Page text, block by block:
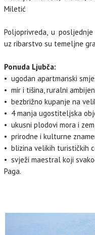
Miletić
Poljoprivreda, u
uz ribarstvo su temeljne
Ponuda Ljubča:
• ugodan apartmanski
• mir i tišina, ruralni
• bezbrižno kupanje na
• 4 manja ugostiteljska
• ukusni plodovi mora i
• prirodne i kulturne
• blizina velikih turističkih
• svježi maestral koji
Paga.